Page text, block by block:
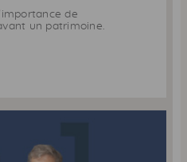
de
un patrimoine.